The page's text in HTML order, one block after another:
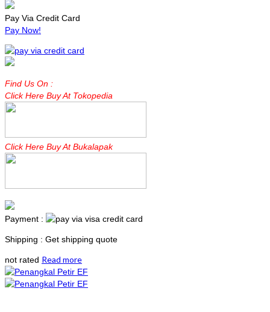
Pay Via Credit Card
Pay Now!
Find Us On :
Click Here Buy At Tokopedia
Click Here Buy At Bukalapak
Payment :
Shipping : Get shipping quote
not rated Read more